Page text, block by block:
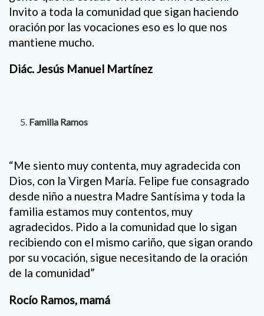
Invito a toda la comunidad que sigan haciendo
oración por las vocaciones eso es lo que nos
mantiene mucho.
Diác. Jesús Manuel Martínez
Familia Ramos
“Me siento muy contenta, muy agradecida con
Dios, con la Virgen María. Felipe fue consagrado
desde niño a nuestra Madre Santísima y toda la
familia estamos muy contentos, muy
agradecidos. Pido a la comunidad que lo sigan
recibiendo con el mismo cariño, que sigan orando
por su vocación, sigue necesitando de la oración
de la comunidad”
Rocío Ramos, mamá